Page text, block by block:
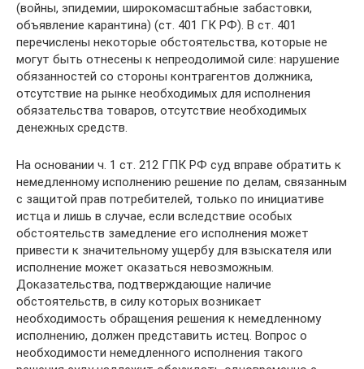
(войны, эпидемии, широкомасштабные забастовки,
объявление карантина) (ст. 401 ГК РФ). В ст. 401
перечислены некоторые обстоятельства, которые не
могут быть отнесены к непреодолимой силе: нарушение
обязанностей со стороны контрагентов должника,
отсутствие на рынке необходимых для исполнения
обязательства товаров, отсутствие необходимых
денежных средств.
На основании ч. 1 ст. 212 ГПК РФ суд вправе обратить к
немедленному исполнению решение по делам, связанным
с защитой прав потребителей, только по инициативе
истца и лишь в случае, если вследствие особых
обстоятельств замедление его исполнения может
привести к значительному ущербу для взыскателя или
исполнение может оказаться невозможным.
Доказательства, подтверждающие наличие
обстоятельств, в силу которых возникает
необходимость обращения решения к немедленному
исполнению, должен представить истец. Вопрос о
необходимости немедленного исполнения такого